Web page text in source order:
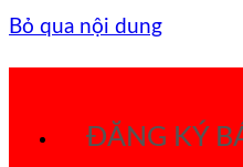
Bỏ qua nội dung
ĐĂNG KÝ